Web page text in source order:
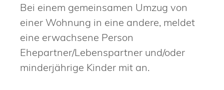
Bei einem gemeinsamen Umzug von
einer Wohnung in eine andere, meldet
eine erwachsene Person
Ehepartner/Lebenspartner und/oder
minderjährige Kinder mit an.